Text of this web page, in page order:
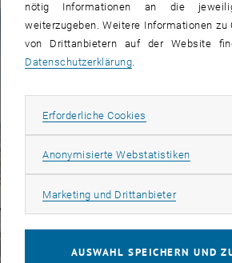
Fakten zur TU Wien
nötig Informationen an die
weiterzugeben. Weitere Informationen zu
von Drittanbietern auf der Website
Datenschutzerklärung.
Erforderliche Cookies Erforderliche
Anonymisierte WebstatistikenStatistik
Marketing und DrittanbieterMarketing
AUSWAHL SPEICHERN UND